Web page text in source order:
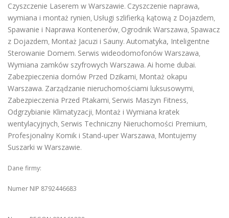
Czyszczenie Laserem w Warszawie. Czyszczenie naprawa,
wymiana i montaż rynien, Usługi szlifierką kątową z Dojazdem,
Spawanie i Naprawa Kontenerów, Ogrodnik Warszawa, Spawacz
z Dojazdem, Montaż Jacuzi i Sauny. Automatyka, Inteligentne
Sterowanie Domem. Serwis wideodomofonów Warszawa,
Wymiana zamków szyfrowych Warszawa. Ai home dubai.
Zabezpieczenia domów Przed Dzikami, Montaż okapu
Warszawa. Zarządzanie nieruchomościami luksusowymi,
Zabezpieczenia Przed Ptakami, Serwis Maszyn Fitness,
Odgrzybianie Klimatyzacji, Montaż i Wymiana kratek
wentylacyjnych, Serwis Techniczny Nieruchomości Premium,
Profesjonalny Komik i Stand-uper Warszawa, Montujemy
Suszarki w Warszawie.
Dane firmy:
Numer NIP 8792446683